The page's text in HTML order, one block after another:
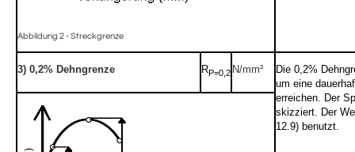
Abbildung 2 - Streckgrenze
3) 0,2% Dehngrenze RP=0,2 N/mm²
Die 0,2%
um eine
erreichen. Der
skizziert. Der
12.9) benutzt.